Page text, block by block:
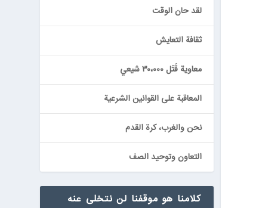
لقد حان الوقت
ثقافة التعايش
معاوية قَتَل ٣٠،٠٠٠ شيعي
المعاقبة على القوانين الشرعية
نحن والغرب، كرة القدم
التعاون وتوحيد الصف
كلامنا هو موقفنا لن نتخلى عنه